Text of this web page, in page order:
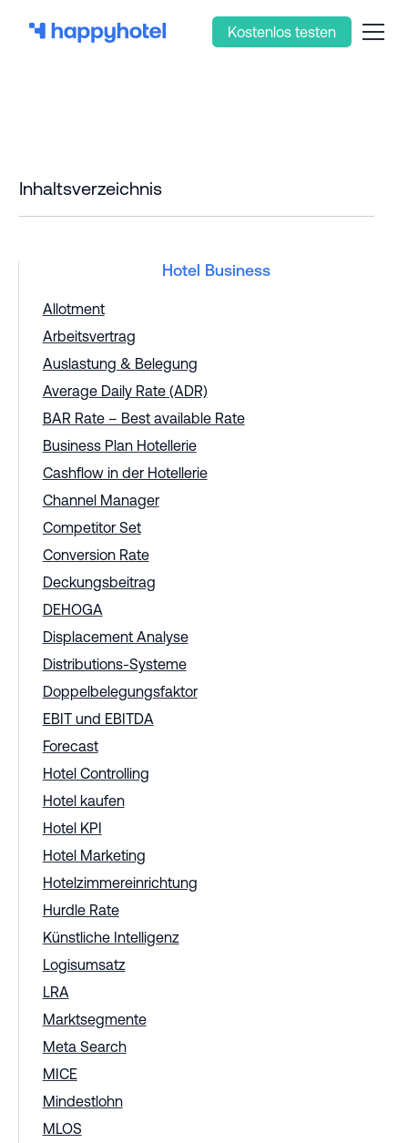
Kostenlos testen
Inhaltsverzeichnis
Hotel Business
Allotment
Arbeitsvertrag
Auslastung & Belegung
Average Daily Rate (ADR)
BAR Rate – Best available Rate
Business Plan Hotellerie
Cashflow in der Hotellerie
Channel Manager
Competitor Set
Conversion Rate
Deckungsbeitrag
DEHOGA
Displacement Analyse
Distributions-Systeme
Doppelbelegungsfaktor
EBIT und EBITDA
Forecast
Hotel Controlling
Hotel kaufen
Hotel KPI
Hotel Marketing
Hotelzimmereinrichtung
Hurdle Rate
Künstliche Intelligenz
Logisumsatz
LRA
Marktsegmente
Meta Search
MICE
Mindestlohn
MLOS